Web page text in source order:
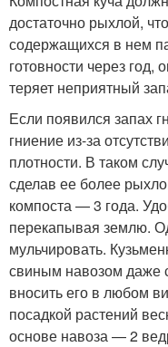
достаточно рыхлой,
содержащихся в нем
готовности через год,
теряет неприятный
Если появился запах
гниение из-за
плотности. В таком
сделав ее более
компоста — 3 года.
перекапывая землю.
мульчировать.
свиным навозом даже
вносить его в любом
посадкой растений
основе навоза — 2